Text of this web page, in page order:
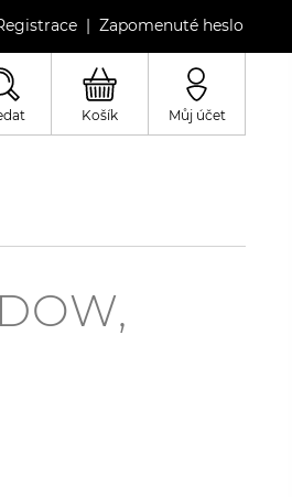
| Zapomenuté heslo
Košík Můj účet